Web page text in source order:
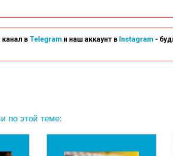
в Telegram и наш аккаунт в Instagram -
по этой теме: